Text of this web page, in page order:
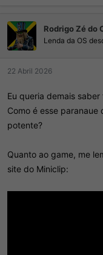
õ
e
s
Rodrigo Zé do
Lenda da OS
22 Abril 2026
Eu queria demais
Como é esse
potente?
Quanto ao game, me
site do Miniclip: